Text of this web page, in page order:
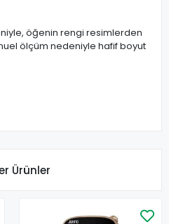
öğenin rengi resimlerden
ölçüm nedeniyle hafif boyut
Ürünler